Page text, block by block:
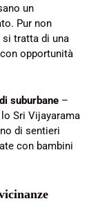
un
Pur non
si tratta di una
opportunità
suburbane –
Sri Vijayarama
di sentieri
con bambini